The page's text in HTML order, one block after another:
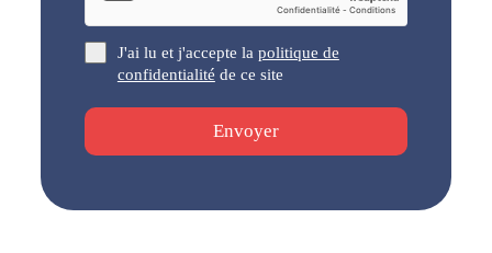
J'ai lu et j'accepte la politique de
confidentialité de ce site
Envoyer